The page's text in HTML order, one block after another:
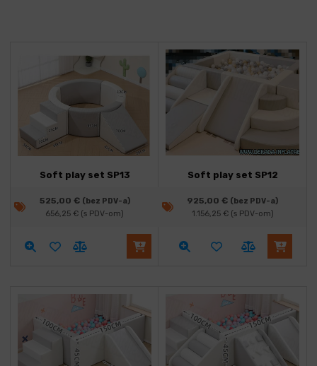
Soft play set SP13
525,00 € (bez PDV-a)
656,25 € (s PDV-om)
Soft play set SP12
925,00 € (bez PDV-a)
1.156,25 €(s PDV-om)